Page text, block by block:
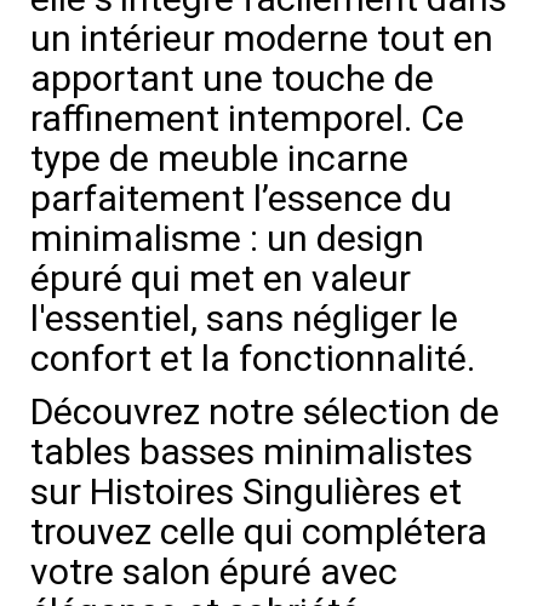
un intérieur moderne tout en
apportant une touche de
raffinement intemporel. Ce
type de meuble incarne
parfaitement l’essence du
minimalisme : un design
épuré qui met en valeur
l'essentiel, sans négliger le
confort et la fonctionnalité.
Découvrez notre sélection de
tables basses minimalistes
sur Histoires Singulières et
trouvez celle qui complétera
votre salon épuré avec